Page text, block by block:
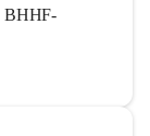
BHHF-